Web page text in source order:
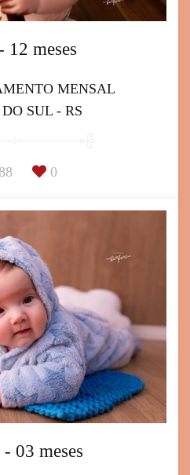
12 meses
MENSAL
SUL - RS
0
03 meses